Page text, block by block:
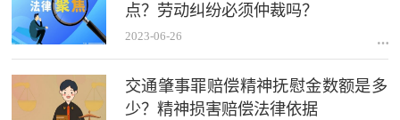
点？劳动纠纷必须仲裁吗？
2023-06-26
交通肇事罪赔偿精神抚慰金数额是多
少？精神损害赔偿法律依据